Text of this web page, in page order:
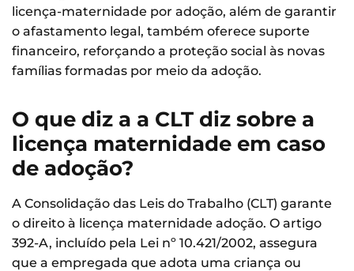
licença-maternidade por adoção, além de garantir
o afastamento legal, também oferece suporte
financeiro, reforçando a proteção social às novas
famílias formadas por meio da adoção.
O que diz a a CLT diz sobre a
licença maternidade em caso
de adoção?
A Consolidação das Leis do Trabalho (CLT) garante
o direito à licença maternidade adoção. O artigo
392-A, incluído pela Lei nº 10.421/2002, assegura
que a empregada que adota uma criança ou